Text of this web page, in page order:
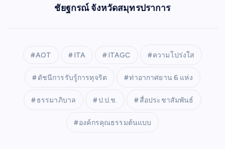
ชัยฐกรณ์ จังหวัดสมุทรปราการ
AOT ITA ITAGC ความโปร่งใส
ดัชนีการรับรู้การทุจริต ท่าอากาศยาน 6 แห่ง
ธรรมาภิบาล ป.ป.ช. สื่อประชาสัมพันธ์
องค์กรคุณธรรมต้นแบบ